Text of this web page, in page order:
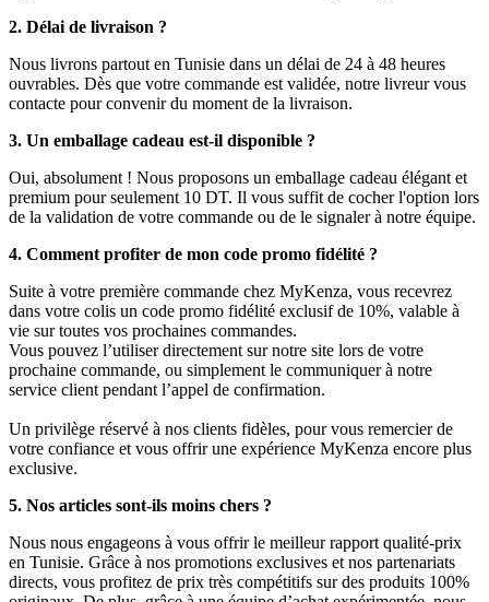
2. Délai de livraison ?
Nous livrons partout en Tunisie dans un délai de 24 à 48 heures
ouvrables. Dès que votre commande est validée, notre livreur vous
contacte pour convenir du moment de la livraison.
3. Un emballage cadeau est-il disponible ?
Oui, absolument ! Nous proposons un emballage cadeau élégant et
premium pour seulement 10 DT. Il vous suffit de cocher l'option lors
de la validation de votre commande ou de le signaler à notre équipe.
4. Comment profiter de mon code promo fidélité ?
Suite à votre première commande chez MyKenza, vous recevrez
dans votre colis un code promo fidélité exclusif de 10%, valable à
vie sur toutes vos prochaines commandes.
Vous pouvez l’utiliser directement sur notre site lors de votre
prochaine commande, ou simplement le communiquer à notre
service client pendant l’appel de confirmation.
Un privilège réservé à nos clients fidèles, pour vous remercier de
votre confiance et vous offrir une expérience MyKenza encore plus
exclusive.
5. Nos articles sont-ils moins chers ?
Nous nous engageons à vous offrir le meilleur rapport qualité-prix
en Tunisie. Grâce à nos promotions exclusives et nos partenariats
directs, vous profitez de prix très compétitifs sur des produits 100%